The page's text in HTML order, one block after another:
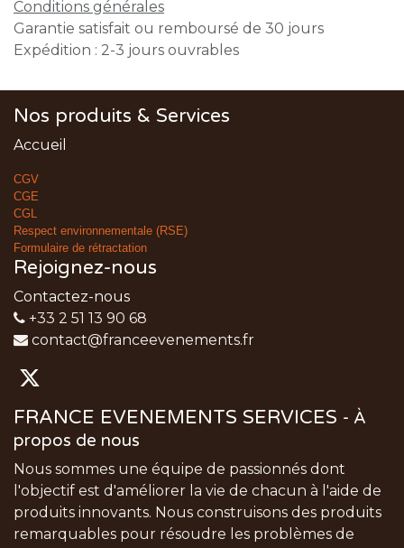
Conditions générales
Garantie satisfait ou remboursé de 30 jours
Expédition : 2-3 jours ouvrables
Nos produits & Services
Accueil
CGV
CGE
CGL
Respect environnementale (RSE)
Formulaire de rétractation
Rejoignez-nous
Contactez-nous
+33 2 51 13 90 68
contact@franceevenements.fr
FRANCE EVENEMENTS SERVICES - À
propos de nous
Nous sommes une équipe de passionnés dont
l'objectif est d'améliorer la vie de chacun à l'aide de
produits innovants. Nous construisons des produits
remarquables pour résoudre les problèmes de